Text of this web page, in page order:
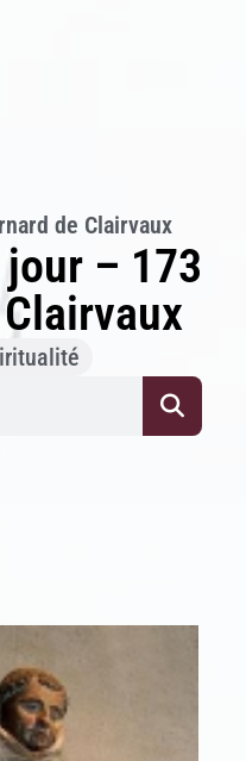
de Clairvaux
– 173